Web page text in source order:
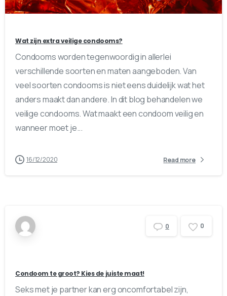
Wat zijn extra veilige condooms?
Condooms worden tegenwoordig in allerlei
verschillende soorten en maten aangeboden. Van
veel soorten condooms is niet eens duidelijk wat het
anders maakt dan andere. In dit blog behandelen we
veilige condooms. Wat maakt een condoom veilig en
wanneer moet je...
16/12/2020 Read more
0 0
Condoom te groot? Kies de juiste maat!
Seks met je partner kan erg oncomfortabel zijn,